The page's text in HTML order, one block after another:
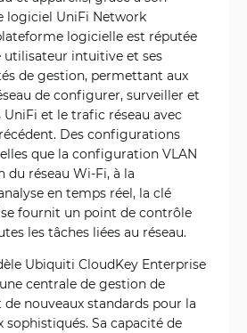
logiciel UniFi Network
logicielle est réputée
utilisateur intuitive et ses
de gestion, permettant aux
de configurer, surveiller et
et le trafic réseau avec
Des configurations
que la configuration VLAN
réseau Wi-Fi, à la
en temps réel, la clé
fournit un point de contrôle
les tâches liées au réseau.
Ubiquiti CloudKey Enterprise
centrale de gestion de
de nouveaux standards pour la
sophistiqués. Sa capacité de